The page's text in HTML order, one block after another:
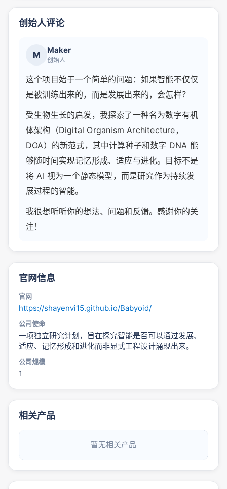
创始人评论
M Maker
创始人
这个项目始于一个简单的问题：如果智能不仅仅
是被训练出来的，而是发展出来的，会怎样？
受生物生长的启发，我探索了一种名为数字有机
体架构（Digital Organism Architecture，
DOA）的新范式，其中计算种子和数字 DNA 能
够随时间实现记忆形成、适应与进化。目标不是
将 AI 视为一个静态模型，而是研究作为持续发
展过程的智能。
我很想听听你的想法、问题和反馈。感谢你的关
注！
官网信息
官网
https://shayenvi15.github.io/Babyoid/
公司使命
一项独立研究计划，旨在探究智能是否可以通过发展、
适应、记忆形成和进化而非显式工程设计涌现出来。
公司规模
1
相关产品
暂无相关产品